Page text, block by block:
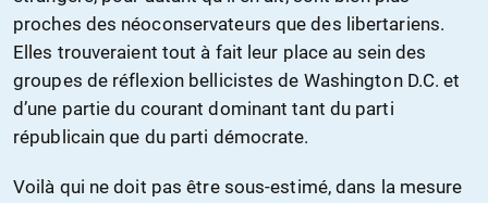
proches des néoconservateurs que des libertariens.
Elles trouveraient tout à fait leur place au sein des
groupes de réflexion bellicistes de Washington D.C. et
d’une partie du courant dominant tant du parti
républicain que du parti démocrate.
Voilà qui ne doit pas être sous-estimé, dans la mesure